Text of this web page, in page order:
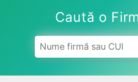
Caută o